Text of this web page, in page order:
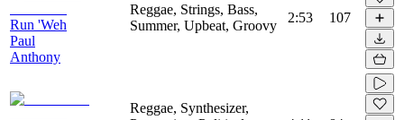
Run 'Weh
Paul
Anthony
Reggae, Strings, Bass,
Summer, Upbeat, Groovy
2:53 107
Reggae, Synthesizer,